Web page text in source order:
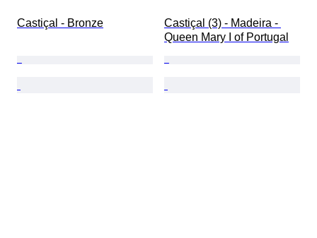
Castiçal - Bronze
Castiçal (3) - Madeira -
Queen Mary I of Portugal